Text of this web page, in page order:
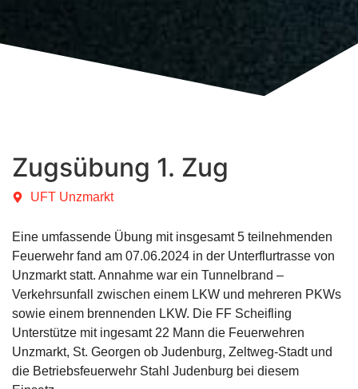
Zugsübung 1. Zug
UFT Unzmarkt
Eine umfassende Übung mit insgesamt 5 teilnehmenden
Feuerwehr fand am 07.06.2024 in der Unterflurtrasse von
Unzmarkt statt. Annahme war ein Tunnelbrand –
Verkehrsunfall zwischen einem LKW und mehreren PKWs
sowie einem brennenden LKW. Die FF Scheifling
Unterstütze mit ingesamt 22 Mann die Feuerwehren
Unzmarkt, St. Georgen ob Judenburg, Zeltweg-Stadt und
die Betriebsfeuerwehr Stahl Judenburg bei diesem